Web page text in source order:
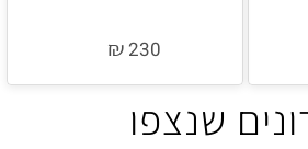
₪ 230
שנצפו